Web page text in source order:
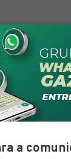
DOMINGO